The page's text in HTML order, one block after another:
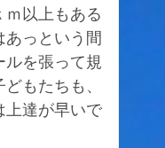
以上もある
っという間
ルを張って規
もたちも、
上達が早いで